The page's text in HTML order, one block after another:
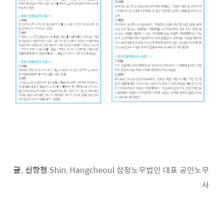
글. 신항철 Shin, Hangcheoul 삼정노무법인 대표 공인노무
사